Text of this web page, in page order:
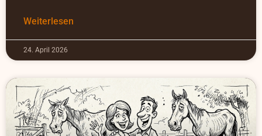
Weiterlesen
24. April 2026